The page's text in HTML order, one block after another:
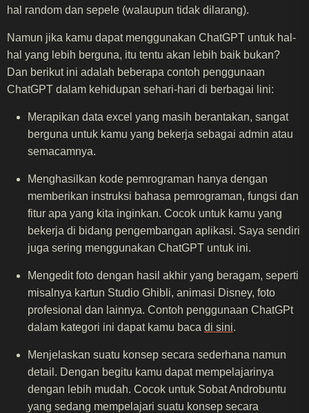
hal random dan sepele (walaupun tidak dilarang).
Namun jika kamu dapat menggunakan ChatGPT untuk hal-
hal yang lebih berguna, itu tentu akan lebih baik bukan?
Dan berikut ini adalah beberapa contoh penggunaan
ChatGPT dalam kehidupan sehari-hari di berbagai lini:
Merapikan data excel yang masih berantakan, sangat
berguna untuk kamu yang bekerja sebagai admin atau
semacamnya.
Menghasilkan kode pemrograman hanya dengan
memberikan instruksi bahasa pemrograman, fungsi dan
fitur apa yang kita inginkan. Cocok untuk kamu yang
bekerja di bidang pengembangan aplikasi. Saya sendiri
juga sering menggunakan ChatGPT untuk ini.
Mengedit foto dengan hasil akhir yang beragam, seperti
misalnya kartun Studio Ghibli, animasi Disney, foto
profesional dan lainnya. Contoh penggunaan ChatGPt
dalam kategori ini dapat kamu baca di sini.
Menjelaskan suatu konsep secara sederhana namun
detail. Dengan begitu kamu dapat mempelajarinya
dengan lebih mudah. Cocok untuk Sobat Androbuntu
yang sedang mempelajari suatu konsep secara